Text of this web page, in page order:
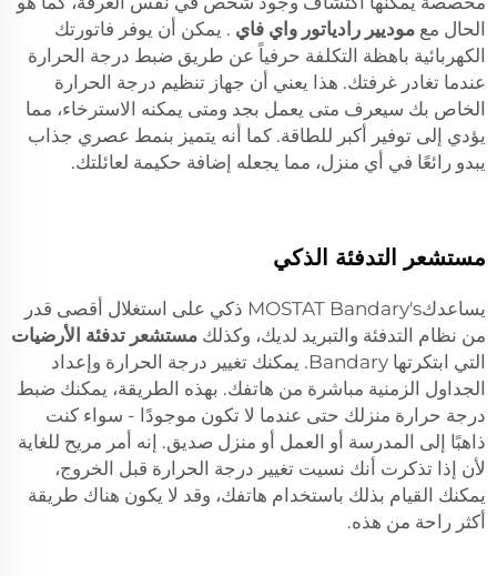
الحال مع موديير رادياتور واي فاي . يمكن أن يوفر فاتورتك
الكهربائية باهظة التكلفة حرفياً عن طريق ضبط درجة الحرارة
عندما تغادر غرفتك. هذا يعني أن جهاز تنظيم درجة الحرارة
الخاص بك سيعرف متى يعمل بجد ومتى يمكنه الاسترخاء، مما
يؤدي إلى توفير أكبر للطاقة. كما أنه يتميز بنمط عصري جذاب
يبدو رائعًا في أي منزل، مما يجعله إضافة حكيمة لعائلتك.
مستشعر التدفئة الذكي
يساعدكMOSTAT Bandary's ذكي على استغلال أقصى قدر
من نظام التدفئة والتبريد لديك، وكذلك مستشعر تدفئة الأرضيات
التي ابتكرتها Bandary. يمكنك تغيير درجة الحرارة وإعداد
الجداول الزمنية مباشرة من هاتفك. بهذه الطريقة، يمكنك ضبط
درجة حرارة منزلك حتى عندما لا تكون موجودًا - سواء كنت
ذاهبًا إلى المدرسة أو العمل أو منزل صديق. إنه أمر مريح للغاية
لأن إذا تذكرت أنك نسيت تغيير درجة الحرارة قبل الخروج،
يمكنك القيام بذلك باستخدام هاتفك، وقد لا يكون هناك طريقة
أكثر راحة من هذه.